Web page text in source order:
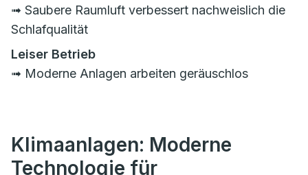
➟ Saubere Raumluft verbessert nachweislich die
Schlafqualität
Leiser Betrieb
➟ Moderne Anlagen arbeiten geräuschlos
Klimaanlagen: Moderne
Technologie für